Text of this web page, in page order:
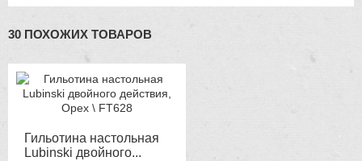
30 ПОХОЖИХ ТОВАРОВ
Гильотина настольная
Lubinski двойного...